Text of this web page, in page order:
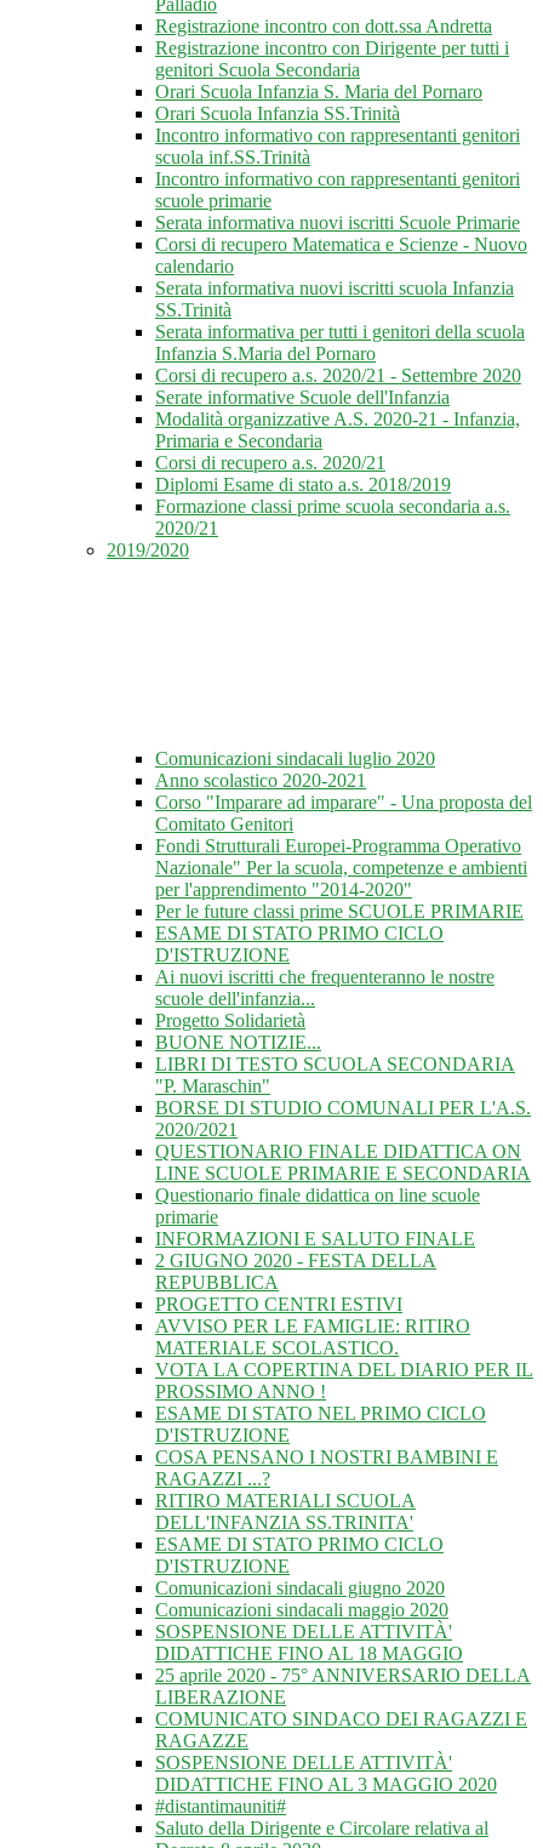
Palladio
Registrazione incontro con dott.ssa Andretta
Registrazione incontro con Dirigente per tutti i
genitori Scuola Secondaria
Orari Scuola Infanzia S. Maria del Pornaro
Orari Scuola Infanzia SS.Trinità
Incontro informativo con rappresentanti genitori
scuola inf.SS.Trinità
Incontro informativo con rappresentanti genitori
scuole primarie
Serata informativa nuovi iscritti Scuole Primarie
Corsi di recupero Matematica e Scienze - Nuovo
calendario
Serata informativa nuovi iscritti scuola Infanzia
SS.Trinità
Serata informativa per tutti i genitori della scuola
Infanzia S.Maria del Pornaro
Corsi di recupero a.s. 2020/21 - Settembre 2020
Serate informative Scuole dell'Infanzia
Modalità organizzative A.S. 2020-21 - Infanzia,
Primaria e Secondaria
Corsi di recupero a.s. 2020/21
Diplomi Esame di stato a.s. 2018/2019
Formazione classi prime scuola secondaria a.s.
2020/21
2019/2020
Comunicazioni sindacali luglio 2020
Anno scolastico 2020-2021
Corso "Imparare ad imparare" - Una proposta del
Comitato Genitori
Fondi Strutturali Europei-Programma Operativo
Nazionale" Per la scuola, competenze e ambienti
per l'apprendimento "2014-2020"
Per le future classi prime SCUOLE PRIMARIE
ESAME DI STATO PRIMO CICLO
D'ISTRUZIONE
Ai nuovi iscritti che frequenteranno le nostre
scuole dell'infanzia...
Progetto Solidarietà
BUONE NOTIZIE...
LIBRI DI TESTO SCUOLA SECONDARIA
"P. Maraschin"
BORSE DI STUDIO COMUNALI PER L'A.S.
2020/2021
QUESTIONARIO FINALE DIDATTICA ON
LINE SCUOLE PRIMARIE E SECONDARIA
Questionario finale didattica on line scuole
primarie
INFORMAZIONI E SALUTO FINALE
2 GIUGNO 2020 - FESTA DELLA
REPUBBLICA
PROGETTO CENTRI ESTIVI
AVVISO PER LE FAMIGLIE: RITIRO
MATERIALE SCOLASTICO.
VOTA LA COPERTINA DEL DIARIO PER IL
PROSSIMO ANNO !
ESAME DI STATO NEL PRIMO CICLO
D'ISTRUZIONE
COSA PENSANO I NOSTRI BAMBINI E
RAGAZZI ...?
RITIRO MATERIALI SCUOLA
DELL'INFANZIA SS.TRINITA'
ESAME DI STATO PRIMO CICLO
D'ISTRUZIONE
Comunicazioni sindacali giugno 2020
Comunicazioni sindacali maggio 2020
SOSPENSIONE DELLE ATTIVITÀ'
DIDATTICHE FINO AL 18 MAGGIO
25 aprile 2020 - 75° ANNIVERSARIO DELLA
LIBERAZIONE
COMUNICATO SINDACO DEI RAGAZZI E
RAGAZZE
SOSPENSIONE DELLE ATTIVITÀ'
DIDATTICHE FINO AL 3 MAGGIO 2020
#distantimauniti#
Saluto della Dirigente e Circolare relativa al